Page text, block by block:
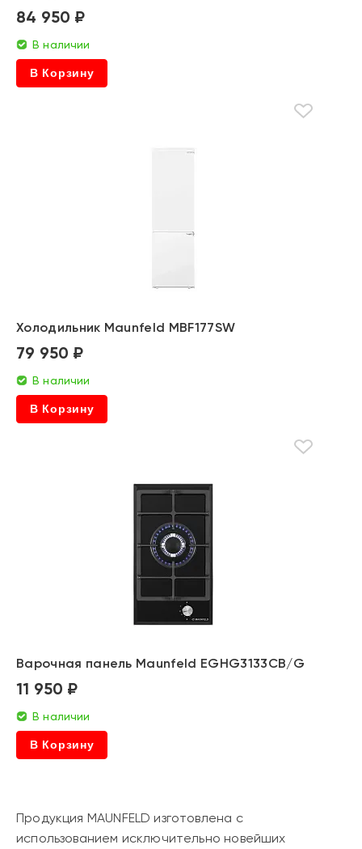
84 950 ₽
В наличии
В Корзину
Холодильник Maunfeld MBF177SW
79 950 ₽
В наличии
В Корзину
Варочная панель Maunfeld EGHG3133CB/G
11 950 ₽
В наличии
В Корзину
Продукция MAUNFELD изготовлена с
использованием исключительно новейших